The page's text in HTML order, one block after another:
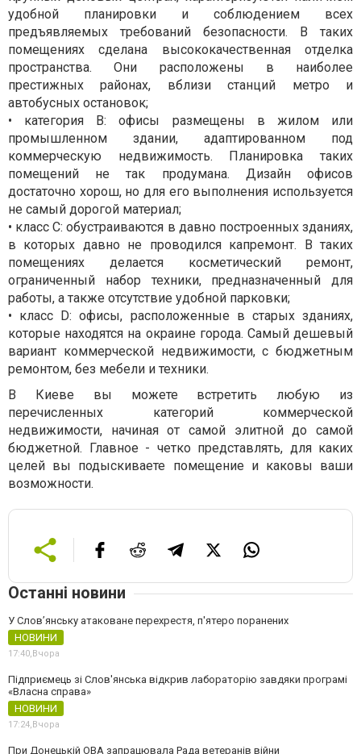
удобной планировки и соблюдением всех
предъявляемых требований безопасности. В таких
помещениях сделана высококачественная отделка
пространства. Они расположены в наиболее
престижных районах, вблизи станций метро и
автобусных остановок;
• категория В: офисы размещены в жилом или
промышленном здании, адаптированном под
коммерческую недвижимость. Планировка таких
помещений не так продумана. Дизайн офисов
достаточно хорош, но для его выполнения используется
не самый дорогой материал;
• класс С: обустраиваются в давно построенных зданиях,
в которых давно не проводился капремонт. В таких
помещениях делается косметический ремонт,
ограниченный набор техники, предназначенный для
работы, а также отсутствие удобной парковки;
• класс D: офисы, расположенные в старых зданиях,
которые находятся на окраине города. Самый дешевый
вариант коммерческой недвижимости, с бюджетным
ремонтом, без мебели и техники.
В Киеве вы можете встретить любую из
перечисленных категорий коммерческой
недвижимости, начиная от самой элитной до самой
бюджетной. Главное - четко представлять, для каких
целей вы подыскиваете помещение и каковы ваши
возможности.
Останні новини
У Слов’янську атаковане перехрестя, п'ятеро поранених
НОВИНИ
17:40,Вчора
Підприємець зі Слов'янська відкрив лабораторію завдяки програмі
«Власна справа»
НОВИНИ
17:24,Вчора
При Донецькій ОВА запрацювала Рада ветеранів війни